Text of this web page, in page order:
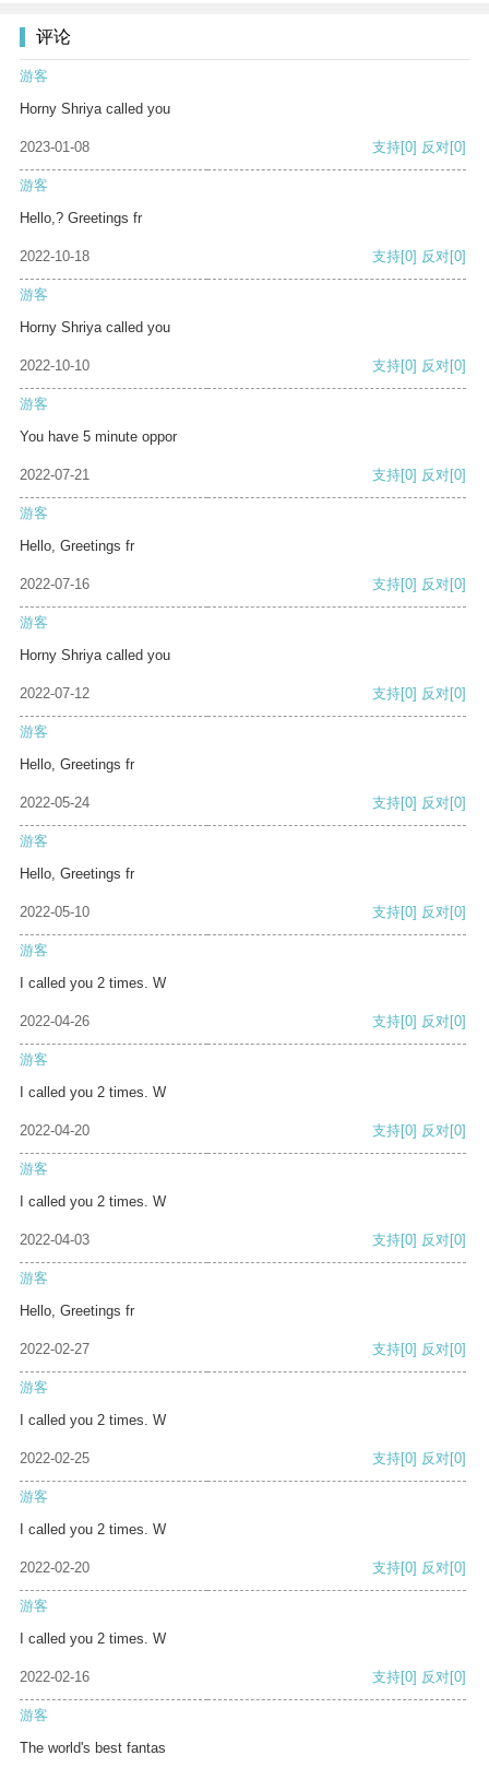
评论
游客
Horny Shriya called you
2023-01-08 支持[0] 反对[0]
游客
Hello,? Greetings fr
2022-10-18 支持[0] 反对[0]
游客
Horny Shriya called you
2022-10-10 支持[0] 反对[0]
游客
You have 5 minute oppor
2022-07-21 支持[0] 反对[0]
游客
Hello, Greetings fr
2022-07-16 支持[0] 反对[0]
游客
Horny Shriya called you
2022-07-12 支持[0] 反对[0]
游客
Hello, Greetings fr
2022-05-24 支持[0] 反对[0]
游客
Hello, Greetings fr
2022-05-10 支持[0] 反对[0]
游客
I called you 2 times. W
2022-04-26 支持[0] 反对[0]
游客
I called you 2 times. W
2022-04-20 支持[0] 反对[0]
游客
I called you 2 times. W
2022-04-03 支持[0] 反对[0]
游客
Hello, Greetings fr
2022-02-27 支持[0] 反对[0]
游客
I called you 2 times. W
2022-02-25 支持[0] 反对[0]
游客
I called you 2 times. W
2022-02-20 支持[0] 反对[0]
游客
I called you 2 times. W
2022-02-16 支持[0] 反对[0]
游客
The world's best fantas